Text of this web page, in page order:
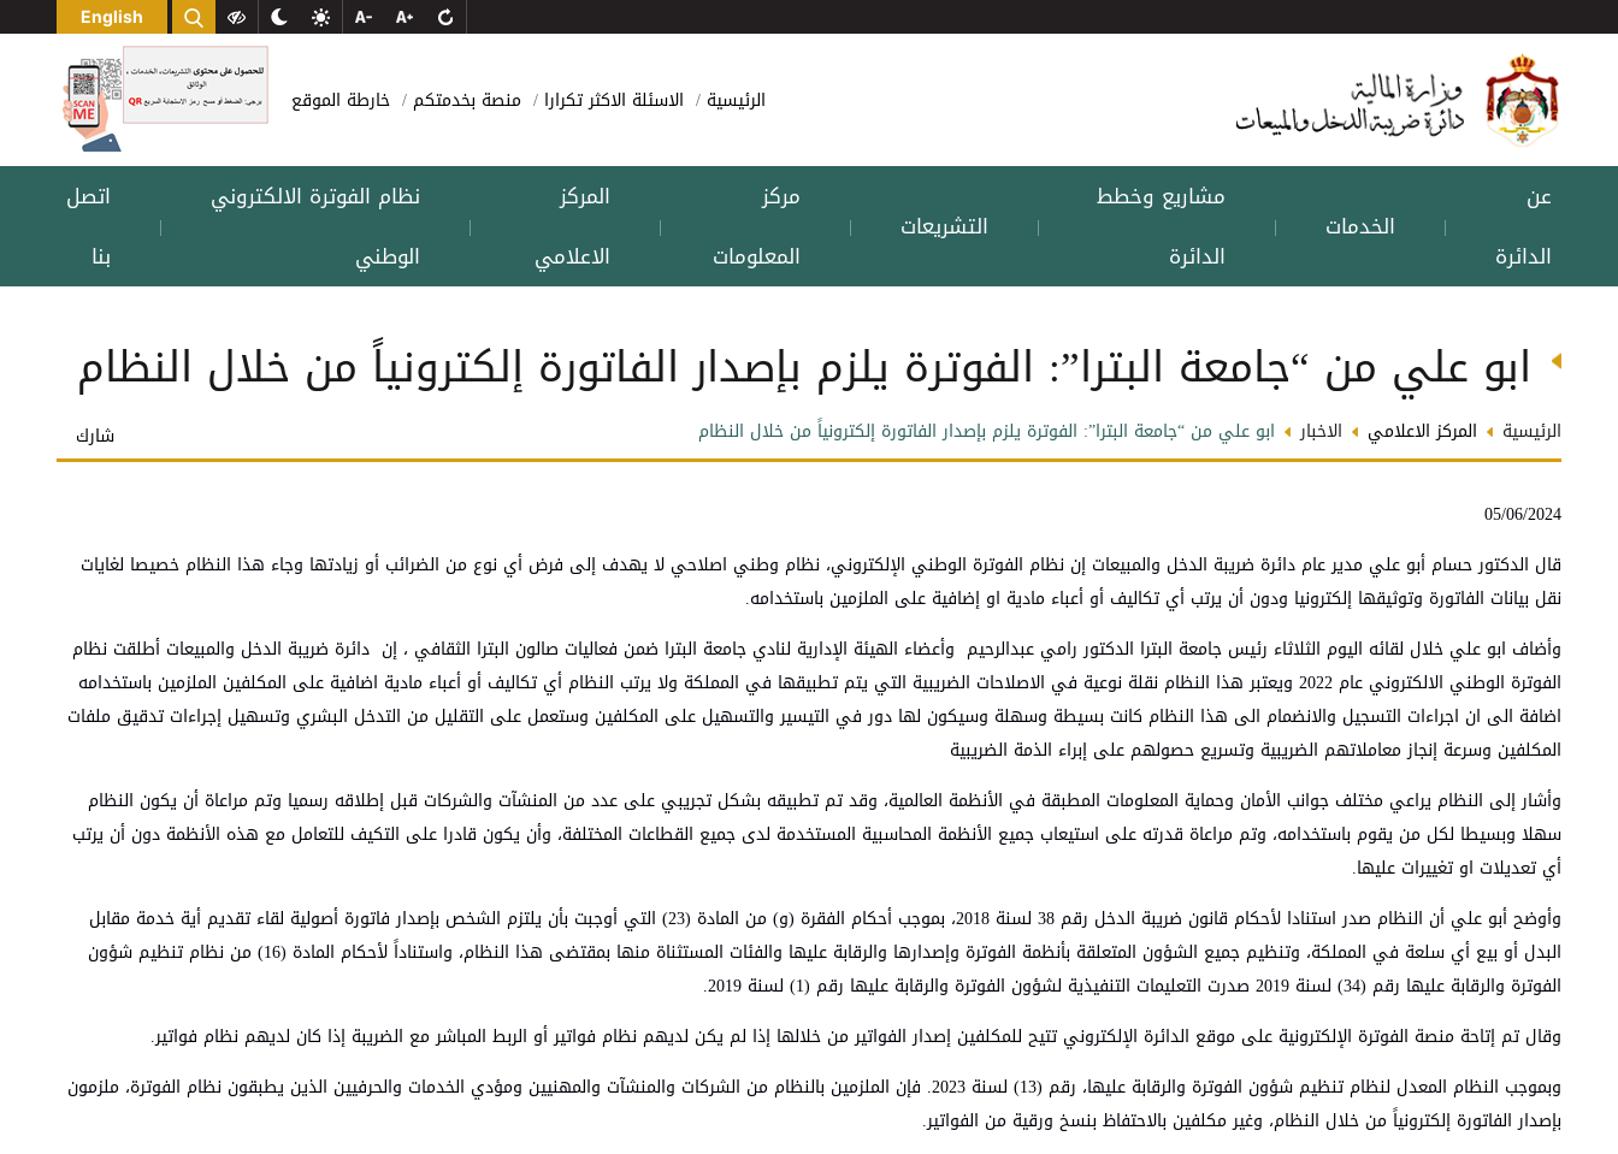
English
الرئيسية الاسئلة الاكثر تكرارا منصة بخدمتكم خارطة الموقع
عن
الدائرة
| الخدمات |
مشاريع وخطط
الدائرة
| التشريعات |
مركز
المعلومات
|
المركز
الاعلامي
|
نظام الفوترة الالكتروني
الوطني
|
اتصل
بنا
ابو علي من “جامعة البترا”: الفوترة يلزم بإصدار الفاتورة إلكترونياً من خلال النظام‏
الرئيسية المركز الاعلامي الاخبار ابو علي من “جامعة البترا”: الفوترة يلزم بإصدار الفاتورة إلكترونياً من خلال النظام‏ شارك
05/06/2024
قال الدكتور حسام أبو علي مدير عام دائرة ضريبة الدخل والمبيعات إن نظام الفوترة الوطني الإلكتروني، نظام وطني اصلاحي لا يهدف إلى فرض أي نوع من الضرائب أو زيادتها وجاء هذا النظام خصيصا لغايات
نقل بيانات الفاتورة وتوثيقها إلكترونيا ودون أن يرتب أي تكاليف أو أعباء مادية او إضافية على الملزمين باستخدامه.
وأضاف ابو علي خلال لقائه اليوم الثلاثاء رئيس جامعة البترا الدكتور رامي عبدالرحيم وأعضاء الهيئة الإدارية لنادي جامعة البترا ضمن فعاليات صالون البترا الثقافي ، إن دائرة ضريبة الدخل والمبيعات أطلقت نظام
الفوترة الوطني الالكتروني عام 2022 ويعتبر هذا النظام نقلة نوعية في الاصلاحات الضريبية التي يتم تطبيقها في المملكة ولا يرتب النظام أي تكاليف أو أعباء مادية اضافية على المكلفين الملزمين باستخدامه
اضافة الى ان اجراءات التسجيل والانضمام الى هذا النظام كانت بسيطة وسهلة وسيكون لها دور في التيسير والتسهيل على المكلفين وستعمل على التقليل من التدخل البشري وتسهيل إجراءات تدقيق ملفات
المكلفين وسرعة إنجاز معاملاتهم الضريبية وتسريع حصولهم على إبراء الذمة الضريبية
وأشار إلى النظام يراعي مختلف جوانب الأمان وحماية المعلومات المطبقة في الأنظمة العالمية، وقد تم تطبيقه بشكل تجريبي على عدد من المنشآت والشركات قبل إطلاقه رسميا وتم مراعاة أن يكون النظام
سهلا وبسيطا لكل من يقوم باستخدامه، وتم مراعاة قدرته على استيعاب جميع الأنظمة المحاسبية المستخدمة لدى جميع القطاعات المختلفة، وأن يكون قادرا على التكيف للتعامل مع هذه الأنظمة دون أن يرتب
أي تعديلات او تغييرات عليها.
وأوضح أبو علي أن النظام صدر استنادا لأحكام قانون ضريبة الدخل رقم 38 لسنة 2018، بموجب أحكام الفقرة (و) من المادة (23) التي أوجبت بأن يلتزم الشخص بإصدار فاتورة أصولية لقاء تقديم أية خدمة مقابل
البدل أو بيع أي سلعة في المملكة، وتنظيم جميع الشؤون المتعلقة بأنظمة الفوترة وإصدارها والرقابة عليها والفئات المستثناة منها بمقتضى هذا النظام، واستناداً لأحكام المادة (16) من نظام تنظيم شؤون
الفوترة والرقابة عليها رقم (34) لسنة 2019 صدرت التعليمات التنفيذية لشؤون الفوترة والرقابة عليها رقم (1) لسنة 2019.
وقال تم إتاحة منصة الفوترة الإلكترونية على موقع الدائرة الإلكتروني تتيح للمكلفين إصدار الفواتير من خلالها إذا لم يكن لديهم نظام فواتير أو الربط المباشر مع الضريبة إذا كان لديهم نظام فواتير.
وبموجب النظام المعدل لنظام تنظيم شؤون الفوترة والرقابة عليها، رقم (13) لسنة 2023. فإن الملزمين بالنظام من الشركات والمنشآت والمهنيين ومؤدي الخدمات والحرفيين الذين يطبقون نظام الفوترة، ملزمون
بإصدار الفاتورة إلكترونياً من خلال النظام، وغير مكلفين بالاحتفاظ بنسخ ورقية من الفواتير.